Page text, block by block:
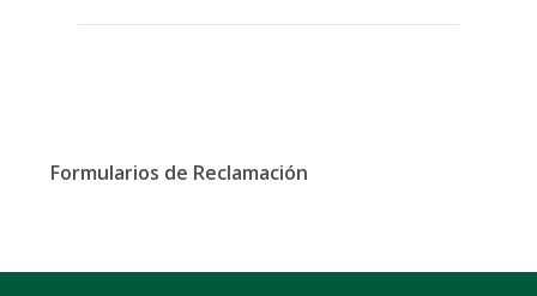
Formularios de Reclamación